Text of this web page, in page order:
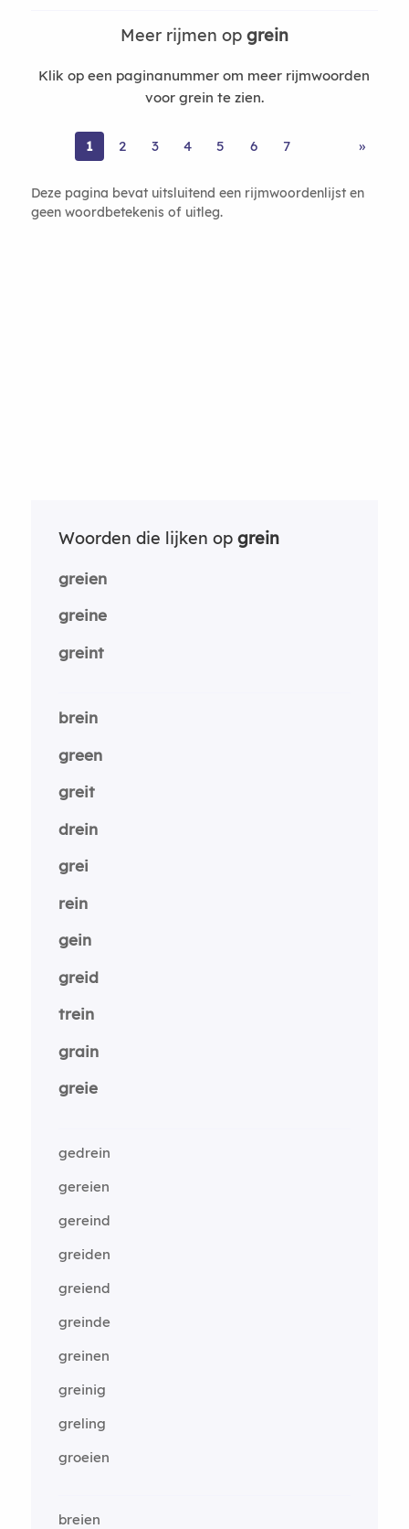
Meer rijmen op grein
Klik op een paginanummer om meer rijmwoorden
voor grein te zien.
1 2 3 4 5 6 7 »
Deze pagina bevat uitsluitend een rijmwoordenlijst en
geen woordbetekenis of uitleg.
Woorden die lijken op grein
greien
greine
greint
brein
green
greit
drein
grei
rein
gein
greid
trein
grain
greie
gedrein
gereien
gereind
greiden
greiend
greinde
greinen
greinig
greling
groeien
breien